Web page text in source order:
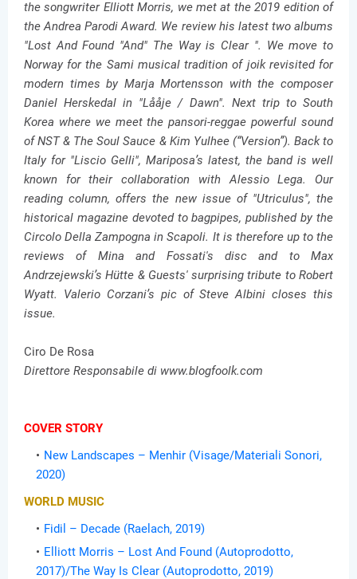
the songwriter Elliott Morris, we met at the 2019 edition of
the Andrea Parodi Award. We review his latest two albums
"Lost And Found "And" The Way is Clear ". We move to
Norway for the Sami musical tradition of joik revisited for
modern times by Marja Mortensson with the composer
Daniel Herskedal in "Lååje / Dawn". Next trip to South
Korea where we meet the pansori-reggae powerful sound
of NST & The Soul Sauce & Kim Yulhee (“Version”). Back to
Italy for "Liscio Gelli", Mariposa’s latest, the band is well
known for their collaboration with Alessio Lega. Our
reading column, offers the new issue of "Utriculus", the
historical magazine devoted to bagpipes, published by the
Circolo Della Zampogna in Scapoli. It is therefore up to the
reviews of Mina and Fossati's disc and to Max
Andrzejewski’s Hütte & Guests' surprising tribute to Robert
Wyatt. Valerio Corzani’s pic of Steve Albini closes this
issue.
Ciro De Rosa
Direttore Responsabile di www.blogfoolk.com
COVER STORY
New Landscapes – Menhir (Visage/Materiali Sonori,
2020)
WORLD MUSIC
Fidil – Decade (Raelach, 2019)
Elliott Morris – Lost And Found (Autoprodotto,
2017)/The Way Is Clear (Autoprodotto, 2019)